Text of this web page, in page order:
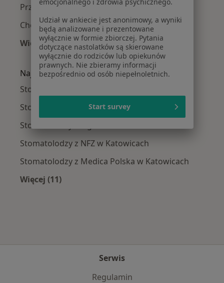
Przebarwienia zębów w Katowicach
Choroby miazgi w Katowicach
Więcej (15)
Więcej w kategorii: Najczęście leczone
Najpopularniejsze ubezpieczenia
Stomatolodzy z Allianz w Katowicach
Stomatolodzy z POLMED w Katowicach
Stomatolodzy z Signal Iduna w Katowicach
Stomatolodzy z NFZ w Katowicach
Stomatolodzy z Medica Polska w Katowicach
Więcej (11)
Serwis
Regulamin
Udział w ankiecie jest anonimowy, a wyniki
będą analizowane i prezentowane
wyłącznie w formie zbiorczej. Pytania
dotyczące nastolatków są skierowane
wyłącznie do rodziców lub opiekunów
prawnych. Nie zbieramy informacji
bezpośrednio od osób niepełnoletnich.
Start survey